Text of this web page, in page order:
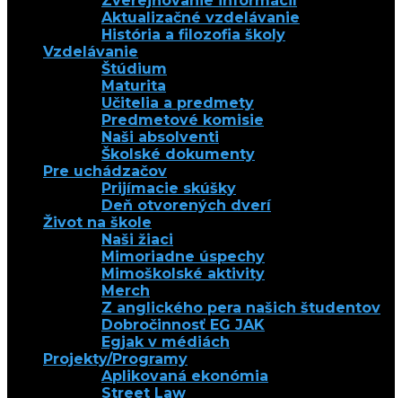
Aktualizačné vzdelávanie
História a filozofia školy
Vzdelávanie
Štúdium
Maturita
Učitelia a predmety
Predmetové komisie
Naši absolventi
Školské dokumenty
Pre uchádzačov
Prijímacie skúšky
Deň otvorených dverí
Život na škole
Naši žiaci
Mimoriadne úspechy
Mimoškolské aktivity
Merch
Z anglického pera našich študentov
Dobročinnosť EG JAK
Egjak v médiách
Projekty/Programy
Aplikovaná ekonómia
Street Law